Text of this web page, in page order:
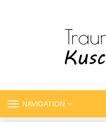
TOGGLE
NAVIGATION